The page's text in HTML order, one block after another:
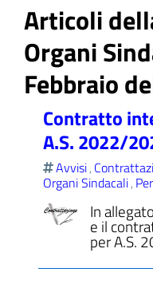
del sito
Articoli
Organi
Febbraio
Contratto
A.S. 2022/
Avvisi,
Organi Sindacali,
In
e il
per A.S.